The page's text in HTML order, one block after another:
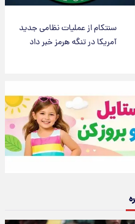
سنتکام از عملیات نظامی جدید
آمریکا در تنگه هرمز خبر داد